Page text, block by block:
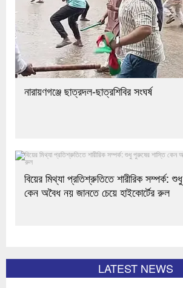
নারায়ণগঞ্জে ছাত্রদল-ছাত্রশিবির সংঘর্ষ
বিয়ের মিথ্যা প্রতিশ্রুতিতে শারীরিক সম্পর্ক:
কেন অবৈধ নয় জানতে চেয়ে হাইকোর্টের রুল
LATEST NEWS